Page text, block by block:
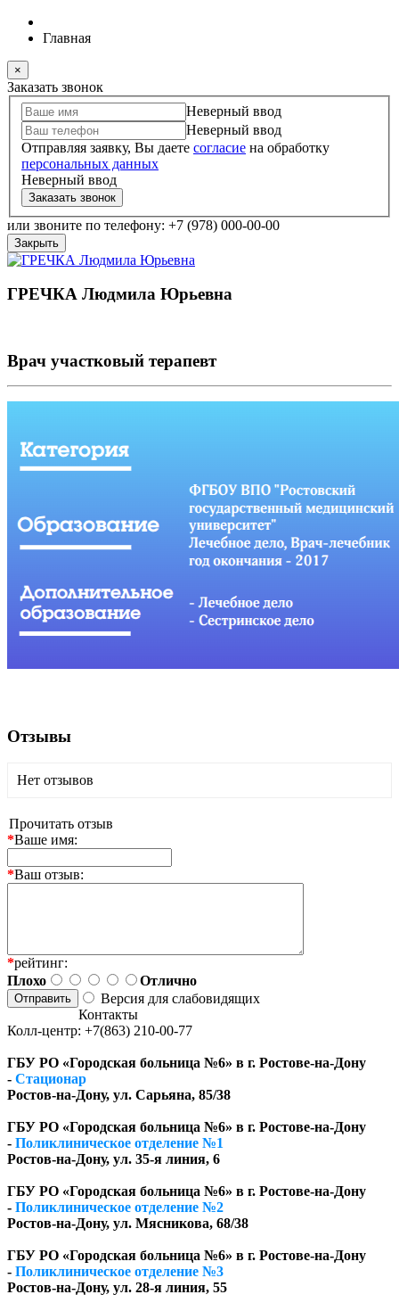
Главная
×
Заказать звонок
Неверный ввод
Неверный ввод
Отправляя заявку, Вы даете согласие на обработку
персональных данных
Неверный ввод
Заказать звонок
или звоните по телефону: +7 (978) 000-00-00
Закрыть
ГРЕЧКА Людмила Юрьевна
Врач участковый терапевт
Отзывы
Нет отзывов
Прочитать отзыв
*Ваше имя:
*Ваш отзыв:
*рейтинг:
Плохо
Отлично
Версия для слабовидящих
Контакты
Колл-центр: +7(863) 210-00-77
ГБУ РО «Городская больница №6» в г. Ростове-на-Дону
- Стационар
Ростов-на-Дону, ул. Сарьяна, 85/38
ГБУ РО «Городская больница №6» в г. Ростове-на-Дону
- Поликлиническое отделение №1
Ростов-на-Дону, ул. 35-я линия, 6
ГБУ РО «Городская больница №6» в г. Ростове-на-Дону
- Поликлиническое отделение №2
Ростов-на-Дону, ул. Мясникова, 68/38
ГБУ РО «Городская больница №6» в г. Ростове-на-Дону
- Поликлиническое отделение №3
Ростов-на-Дону, ул. 28-я линия, 55